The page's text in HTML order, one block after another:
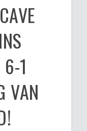
1
VAN